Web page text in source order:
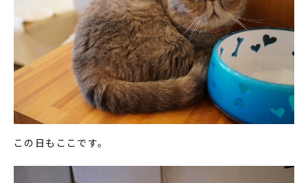
この日もここです。